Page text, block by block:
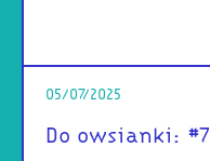
05/07/2025
Do owsianki: #7